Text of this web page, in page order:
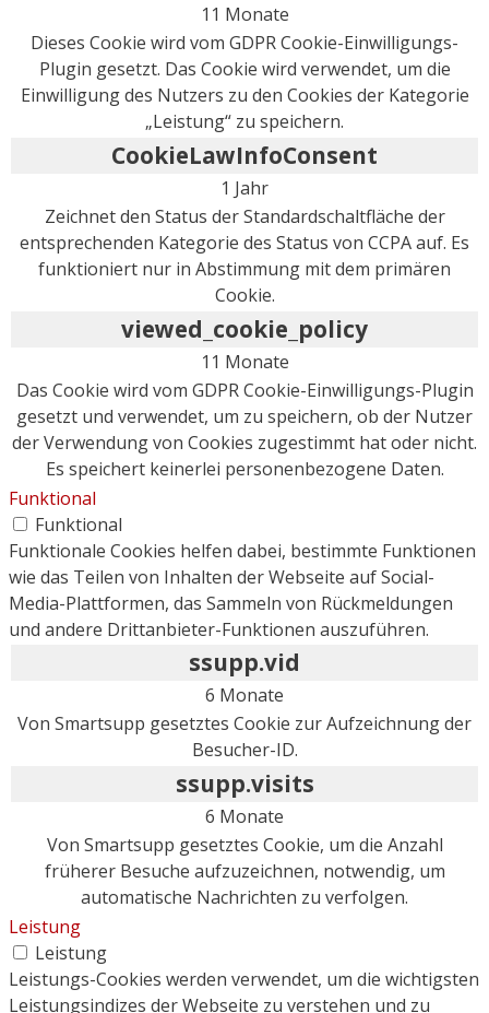
11 Monate
Dieses Cookie wird vom GDPR Cookie-Einwilligungs-
Plugin gesetzt. Das Cookie wird verwendet, um die
Einwilligung des Nutzers zu den Cookies der Kategorie
„Leistung“ zu speichern.
CookieLawInfoConsent
1 Jahr
Zeichnet den Status der Standardschaltfläche der
entsprechenden Kategorie des Status von CCPA auf. Es
funktioniert nur in Abstimmung mit dem primären
Cookie.
viewed_cookie_policy
11 Monate
Das Cookie wird vom GDPR Cookie-Einwilligungs-Plugin
gesetzt und verwendet, um zu speichern, ob der Nutzer
der Verwendung von Cookies zugestimmt hat oder nicht.
Es speichert keinerlei personenbezogene Daten.
Funktional
Funktional
Funktionale Cookies helfen dabei, bestimmte Funktionen
wie das Teilen von Inhalten der Webseite auf Social-
Media-Plattformen, das Sammeln von Rückmeldungen
und andere Drittanbieter-Funktionen auszuführen.
ssupp.vid
6 Monate
Von Smartsupp gesetztes Cookie zur Aufzeichnung der
Besucher-ID.
ssupp.visits
6 Monate
Von Smartsupp gesetztes Cookie, um die Anzahl
früherer Besuche aufzuzeichnen, notwendig, um
automatische Nachrichten zu verfolgen.
Leistung
Leistung
Leistungs-Cookies werden verwendet, um die wichtigsten
Leistungsindizes der Webseite zu verstehen und zu